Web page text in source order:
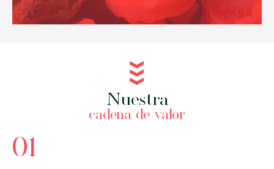
Nuestra
cadena de valor
01